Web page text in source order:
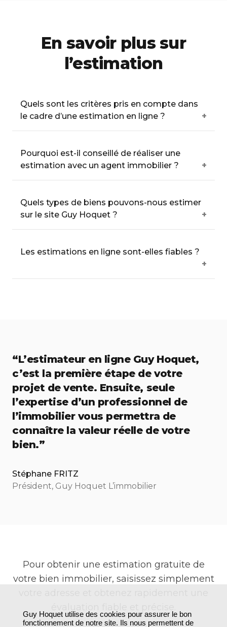
En savoir plus sur
l’estimation
Quels sont les critères pris en compte dans
le cadre d’une estimation en ligne ?
Pourquoi est-il conseillé de réaliser une
estimation avec un agent immobilier ?
Quels types de biens pouvons-nous estimer
sur le site Guy Hoquet ?
Les estimations en ligne sont-elles fiables ?
“L’estimateur en ligne Guy Hoquet,
c’est la première étape de votre
projet de vente. Ensuite, seule
l’expertise d’un professionnel de
l’immobilier vous permettra de
connaître la valeur réelle de votre
bien.”
Stéphane FRITZ
Président, Guy Hoquet L’immobilier
Pour obtenir une estimation gratuite de
votre bien immobilier, saisissez simplement
Guy Hoquet utilise des cookies pour assurer le bon
fonctionnement de notre site. Ils nous permettent de